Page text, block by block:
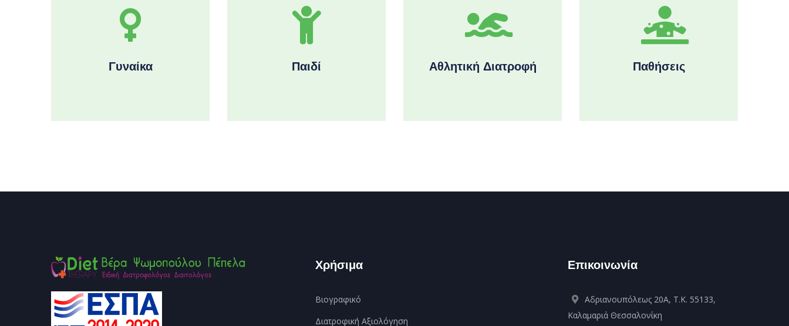
Γυναίκα Παιδί Αθλητική Διατροφή Παθήσεις
Χρήσιμα
Βιογραφικό
Διατροφική Αξιολόγηση
Επικοινωνία
Αδριανουπόλεως 20Α, Τ.Κ. 55133,
Καλαμαριά Θεσσαλονίκη